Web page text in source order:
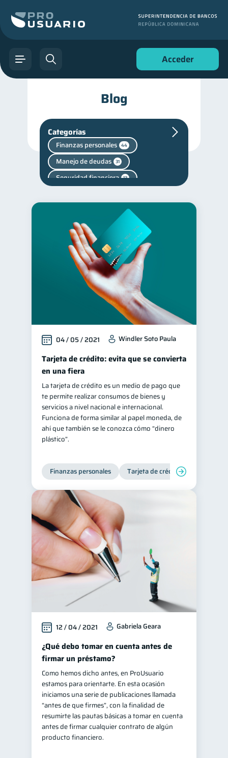
Acceder
Blog
Categorías
Finanzas personales 44
Manejo de deudas 31
Seguridad financiera 13
11
Superintendencia de Bancos 4
Vacaciones 2
Finanzas en Pareja 1
Mipymes 1 inversiones
Educación financiera 31
Finanzas para jóvenes 30
Control de deudas 30
Finanzas familiares 25
Inclusión financiera 22
Bienestar financiero
Finanzas para mujeres 20
Organización Financiera 10
Deudas 10
Entidad financiera
Consejos 6
Tarjeta de crédito
Historial crediticio 6
Ciberseguridad
Servicios 4
Derechos & Deberes 4
Criptomonedas 2
Cuenta Abandonada
Inversiones
Educación Financiera 1
Información financiera 1
Salud mental ahorro
Retiro 1 Doble sueldo 1
Gasto responsable
04 / 05 / 2021 Windler Soto Paula
Tarjeta de crédito: evita que se convierta
en una fiera
La tarjeta de crédito es un medio de pago que
te permite realizar consumos de bienes y
servicios a nivel nacional e internacional.
Funciona de forma similar al papel moneda, de
ahí que también se le conozca cómo “dinero
plástico”.
Finanzas personales Tarjeta de crédito
12 / 04 / 2021 Gabriela Geara
¿Qué debo tomar en cuenta antes de
firmar un préstamo?
Como hemos dicho antes, en ProUsuario
estamos para orientarte. En esta ocasión
iniciamos una serie de publicaciones llamada
“antes de que firmes”, con la finalidad de
resumirte las pautas básicas a tomar en cuenta
antes de firmar cualquier contrato de algún
producto financiero.